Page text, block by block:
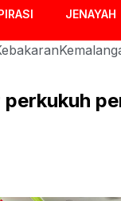
JENAYAH
perkukuh